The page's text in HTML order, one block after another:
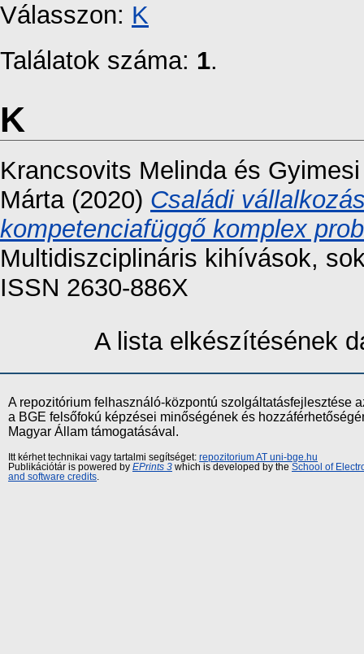
Válasszon: K
Találatok száma: 1.
K
Krancsovits Melindaés
Márta(2020) Családi
kompetenciafüggő komplex
Multidiszciplináris kihívások,
ISSN 2630-886X
A lista elkészítésének
A repozitórium felhasználó-központú szolgáltatásfejlesztése
a BGE felsőfokú képzései minőségének és
Magyar Állam támogatásával.
Itt kérhet technikai vagy tartalmi segítséget: repozitorium AT uni-bge.hu
Publikációtár is powered by EPrints 3 which is developed by the School of
and software credits